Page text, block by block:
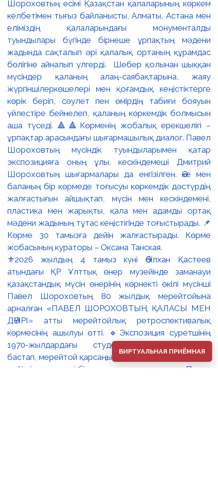
⚜️2026 жылдың 4 тамыз күні Әбілхан Қастеев
атындағы ҚР Ұлттық өнер музейінде заманауи
қазақстандық мүсін өнерінің көрнекті өкілі мүсінші
Павел Шороховтың 80 жылдық мерейтойына
арналған «ПАВЕЛ ШОРОХОВТЫҢ ҚАЛАСЫ МЕН
ДӘУІРІ» атты мерейтойлық ретроспективалық
көрмесінің ашылуы өтті. 🔹Экспозиция суретшінің
1970-жылдардағы студенттік туындыларынан
бастап, мерейтой қарсаңындағы соңғы еңбектеріне
дейінгі әр кезеңді бір арнаға тоғыстырады. 🔸Павел
ВИРТУАЛЬНАЯ ПРИЁМНАЯ